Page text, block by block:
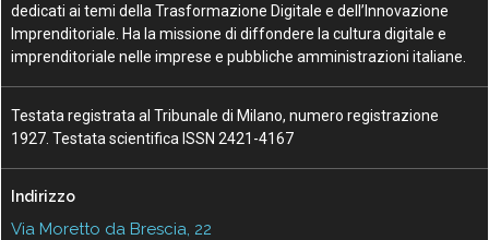
dedicati ai temi della Trasformazione Digitale e dell’Innovazione
Imprenditoriale. Ha la missione di diffondere la cultura digitale e
imprenditoriale nelle imprese e pubbliche amministrazioni italiane.
Testata registrata al Tribunale di Milano, numero registrazione
1927. Testata scientifica ISSN 2421-4167
Indirizzo
Via Moretto da Brescia, 22